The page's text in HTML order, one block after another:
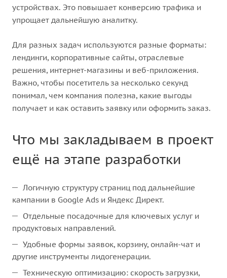
устройствах. Это повышает конверсию трафика и
упрощает дальнейшую аналитку.
Для разных задач используются разные форматы:
лендинги, корпоративные сайты, отраслевые
решения, интернет-магазины и веб-приложения.
Важно, чтобы посетитель за несколько секунд
понимал, чем компания полезна, какие выгоды
получает и как оставить заявку или оформить заказ.
Что мы закладываем в проект
ещё на этапе разработки
Логичную структуру страниц под дальнейшие
кампании в Google Ads и Яндекс Директ.
Отдельные посадочные для ключевых услуг и
продуктовых направлений.
Удобные формы заявок, корзину, онлайн-чат и
другие инструменты лидогенерации.
Техническую оптимизацию: скорость загрузки,